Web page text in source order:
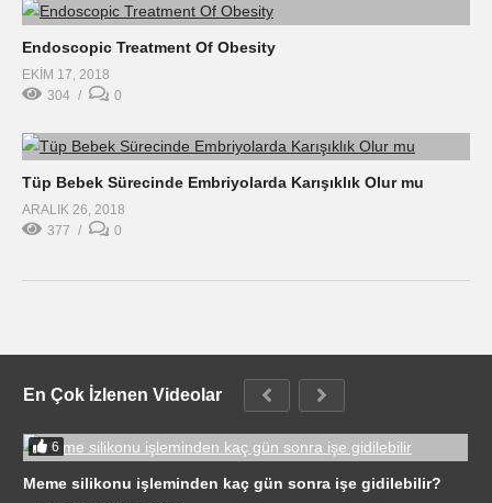
Endoscopic Treatment Of Obesity
EKIM 17, 2018
304
0
Tüp Bebek Sürecinde Embriyolarda Karışıklık Olur mu
ARALIK 26, 2018
377
0
En Çok İzlenen Videolar
6
Meme silikonu işleminden kaç gün sonra işe gidilebilir?